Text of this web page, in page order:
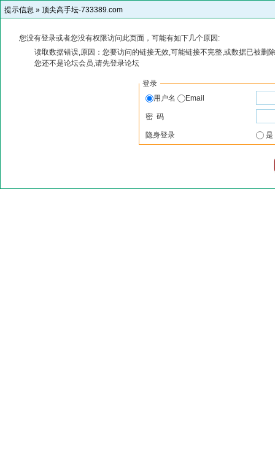
提示信息 » 顶尖高手坛-733389.com
您没有登录或者您没有权限访问此页面，可能有如下几个原因:
读取数据错误,原因：您要访问的链接无效,可能链接不完整,或数据已被删
您还不是论坛会员,请先登录论坛
登录
用户名
Email
密 码
隐身登录